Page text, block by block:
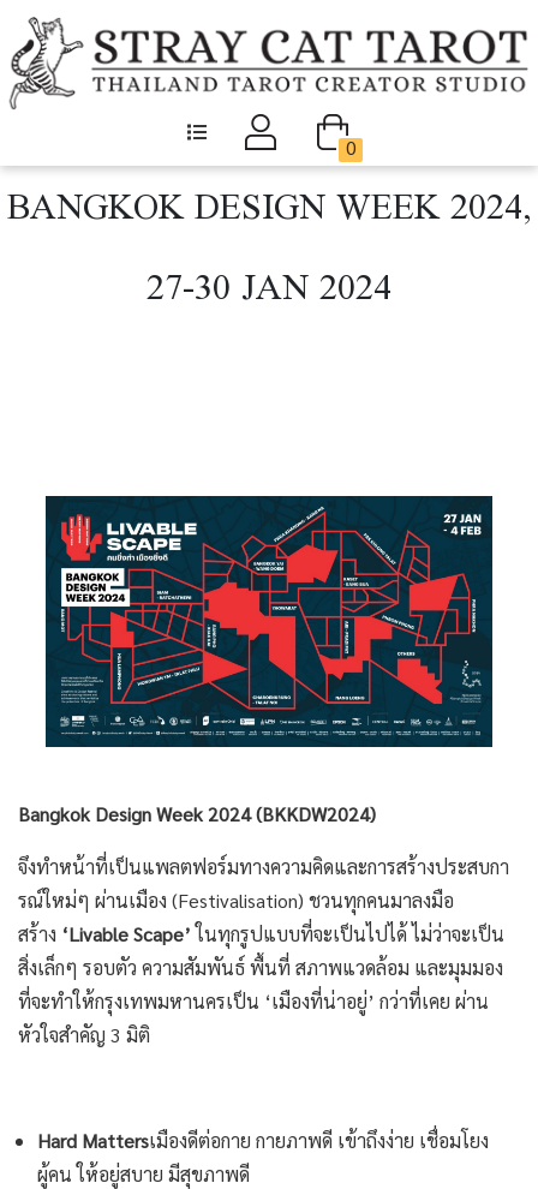
0
BANGKOK DESIGN WEEK 2024,
27-30 JAN 2024
Bangkok Design Week 2024 (BKKDW2024)
จึงทำหน้าที่เป็นแพลตฟอร์มทางความคิดและการสร้างประสบกา
รณ์ใหม่ๆ ผ่านเมือง (Festivalisation) ชวนทุกคนมาลงมือ
สร้าง ‘Livable Scape’ในทุกรูปแบบที่จะเป็นไปได้ ไม่ว่าจะเป็น
สิ่งเล็กๆ รอบตัว ความสัมพันธ์ พื้นที่ สภาพแวดล้อม และมุมมอง
ที่จะทำให้กรุงเทพมหานครเป็น ‘เมืองที่น่าอยู่’ กว่าที่เคย ผ่าน
หัวใจสำคัญ 3 มิติ
Hard Mattersเมืองดีต่อกาย กายภาพดี เข้าถึงง่าย เชื่อมโยง
ผู้คน ให้อยู่สบาย มีสุขภาพดี